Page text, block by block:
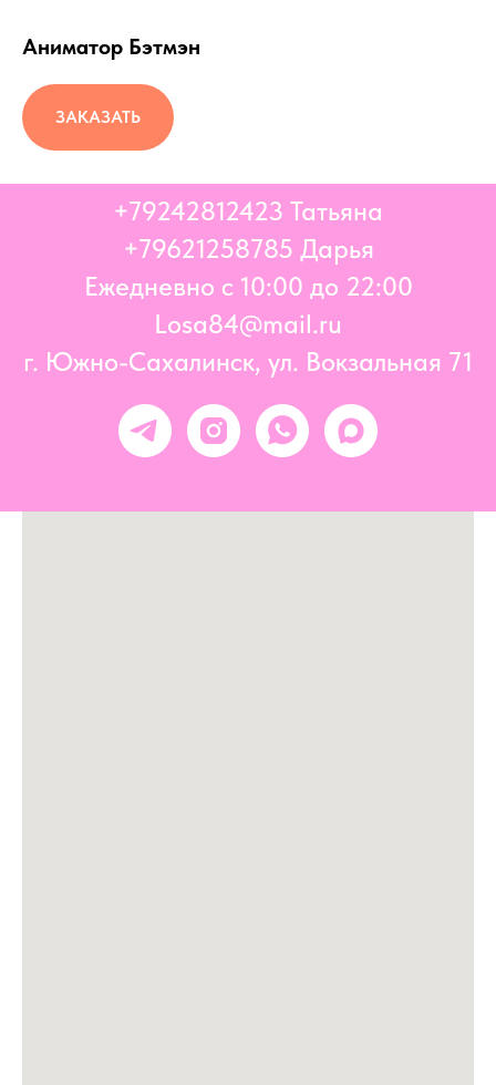
Аниматор Бэтмэн
ЗАКАЗАТЬ
+79242812423 Татьяна
+79621258785 Дарья
Ежедневно с 10:00 до 22:00
Losa84@mail.ru
г. Южно-Сахалинск, ул. Вокзальная 71